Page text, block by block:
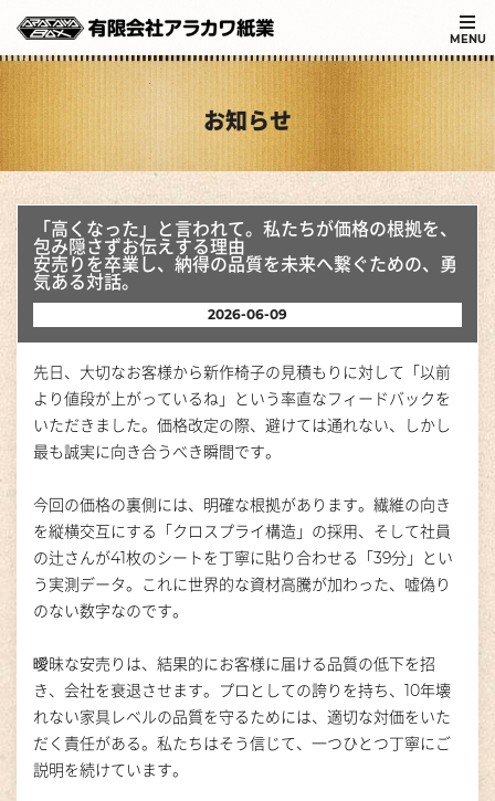
MENU
お知らせ
「高くなった」と言われて。私たちが価格の根拠を、
包み隠さずお伝えする理由
安売りを卒業し、納得の品質を未来へ繋ぐための、勇
気ある対話。
2026-06-09
先日、大切なお客様から新作椅子の見積もりに対して「以前
より値段が上がっているね」という率直なフィードバックを
いただきました。価格改定の際、避けては通れない、しかし
最も誠実に向き合うべき瞬間です。
今回の価格の裏側には、明確な根拠があります。繊維の向き
を縦横交互にする「クロスプライ構造」の採用、そして社員
の辻さんが41枚のシートを丁寧に貼り合わせる「39分」とい
う実測データ。これに世界的な資材高騰が加わった、嘘偽り
のない数字なのです。
曖昧な安売りは、結果的にお客様に届ける品質の低下を招
き、会社を衰退させます。プロとしての誇りを持ち、10年壊
れない家具レベルの品質を守るためには、適切な対価をいた
だく責任がある。私たちはそう信じて、一つひとつ丁寧にご
説明を続けています。